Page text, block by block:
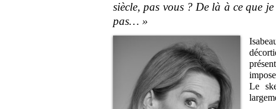
siècle, pas vous ? De là à ce que
pas… »
Le